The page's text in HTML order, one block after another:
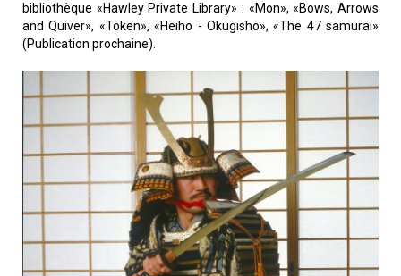
bibliothèque «Hawley Private Library» : «Mon», «Bows, Arrows
and Quiver», «Token», «Heiho - Okugisho», «The 47 samurai»
(Publication prochaine).